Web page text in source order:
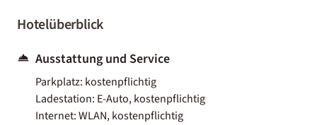
Hotelüberblick
Ausstattung und Service
Parkplatz: kostenpflichtig
Ladestation: E-Auto, kostenpflichtig
Internet: WLAN, kostenpflichtig